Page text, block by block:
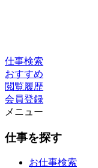
仕事検索
おすすめ
閲覧履歴
会員登録
メニュー
仕事を探す
お仕事検索